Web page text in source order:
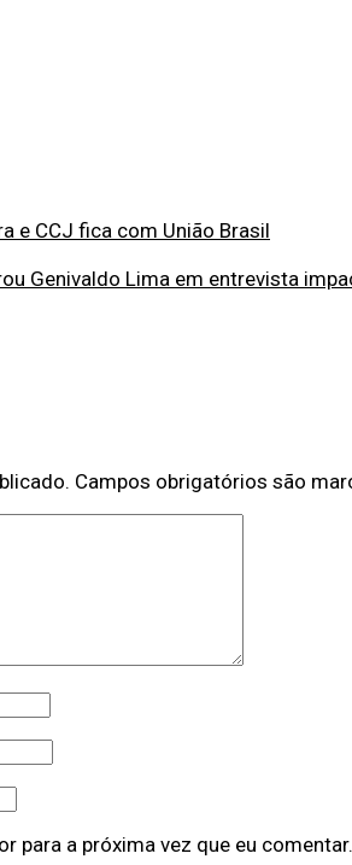
e CCJ fica com União Brasil
Genivaldo Lima em entrevista
Campos obrigatórios são
para a próxima vez que eu comentar.